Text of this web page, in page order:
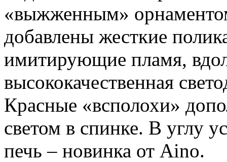
«выжженным»
добавлены жесткие
имитирующие пламя,
высококачественная
Красные «всполохи»
светом в спинке. В углу
печь – новинка от Aino.